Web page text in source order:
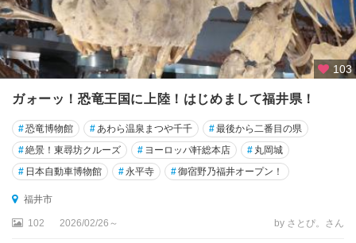
103
ガォーッ！恐竜王国に上陸！はじめまして福井県！
#恐竜博物館 #あわら温泉まつや千千 #最後から二番目の県
#絶景！東尋坊クルーズ # ヨーロッパ軒総本店 # 丸岡城
# 日本自動車博物館 #永平寺 #御宿野乃福井オープン！
福井市
102 2026/02/26～ by さとぴ。さん